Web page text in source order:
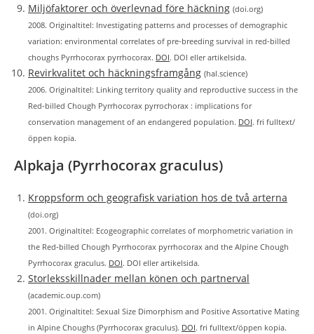
Miljöfaktorer och överlevnad före häckning (doi.org)
2008. Originaltitel: Investigating patterns and processes of demographic
variation: environmental correlates of pre‐breeding survival in red‐billed
choughs Pyrrhocorax pyrrhocorax. DOI. DOI eller artikelsida.
Revirkvalitet och häckningsframgång (hal.science)
2006. Originaltitel: Linking territory quality and reproductive success in the
Red‐billed Chough Pyrrhocorax pyrrochorax : implications for
conservation management of an endangered population. DOI. fri fulltext/
öppen kopia.
Alpkaja (Pyrrhocorax graculus)
Kroppsform och geografisk variation hos de två arterna
(doi.org)
2001. Originaltitel: Ecogeographic correlates of morphometric variation in
the Red‐billed Chough Pyrrhocorax pyrrhocorax and the Alpine Chough
Pyrrhocorax graculus. DOI. DOI eller artikelsida.
Storleksskillnader mellan könen och partnerval
(academic.oup.com)
2001. Originaltitel: Sexual Size Dimorphism and Positive Assortative Mating
in Alpine Choughs (Pyrrhocorax graculus). DOI. fri fulltext/öppen kopia.